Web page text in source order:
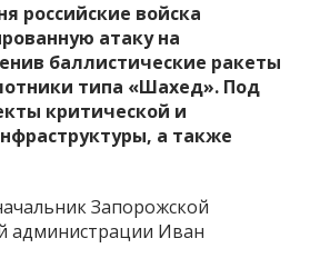
российские войска
атаку на
баллистические ракеты
типа «Шахед». Под
критической и
а также
Запорожской
администрации Иван